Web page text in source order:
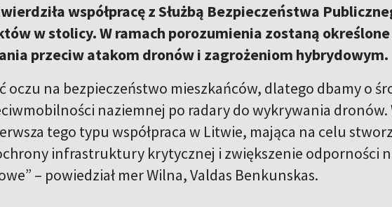
współpracę z Służbą Bezpieczeństwa
w stolicy. W ramach porozumienia zostaną
przeciw atakom dronów i zagrożeniom hybrydowym.
oczu na bezpieczeństwo mieszkańców, dlatego dbamy o
naziemnej po radary do wykrywania dronów.
tego typu współpraca w Litwie, mająca na celu
infrastruktury krytycznej i zwiększenie odporności
– powiedział mer Wilna, Valdas Benkunskas.